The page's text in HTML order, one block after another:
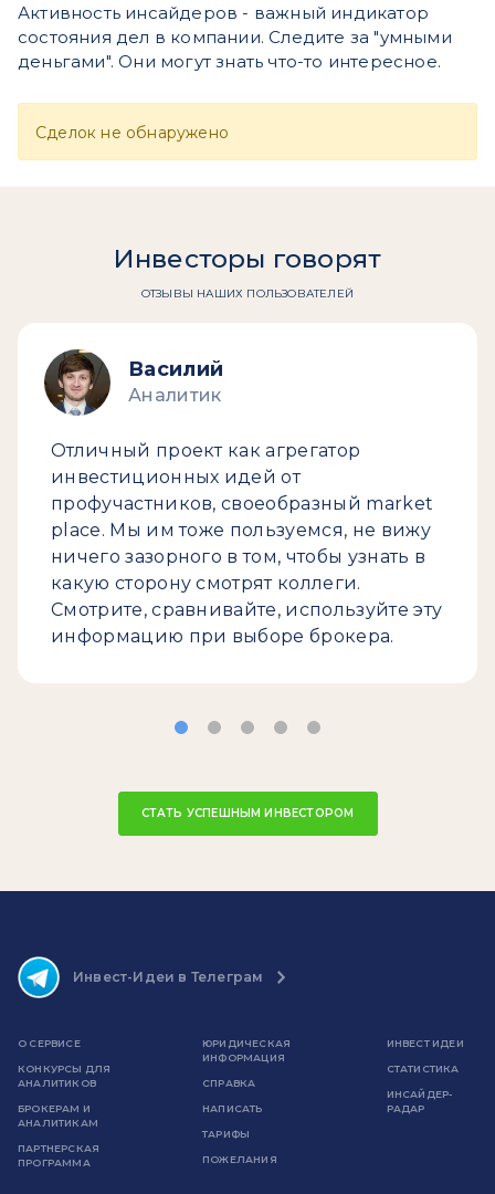
Активность инсайдеров - важный индикатор
состояния дел в компании. Следите за "умными
деньгами". Они могут знать что-то интересное.
Сделок не обнаружено
Инвесторы говорят
ОТЗЫВЫ НАШИХ ПОЛЬЗОВАТЕЛЕЙ
Василий
Аналитик
Отличный проект как агрегатор
инвестиционных идей от
профучастников, своеобразный market
place. Мы им тоже пользуемся, не вижу
ничего зазорного в том, чтобы узнать в
какую сторону смотрят коллеги.
Смотрите, сравнивайте, используйте эту
информацию при выборе брокера.
СТАТЬ УСПЕШНЫМ ИНВЕСТОРОМ
Инвест-Идеи в Телеграм
О СЕРВИСЕ
КОНКУРСЫ ДЛЯ
АНАЛИТИКОВ
БРОКЕРАМ И
АНАЛИТИКАМ
ПАРТНЕРСКАЯ
ПРОГРАММА
ЮРИДИЧЕСКАЯ
ИНФОРМАЦИЯ
СПРАВКА
НАПИСАТЬ
ТАРИФЫ
ПОЖЕЛАНИЯ
ИНВЕСТ ИДЕИ
СТАТИСТИКА
ИНСАЙДЕР-
РАДАР